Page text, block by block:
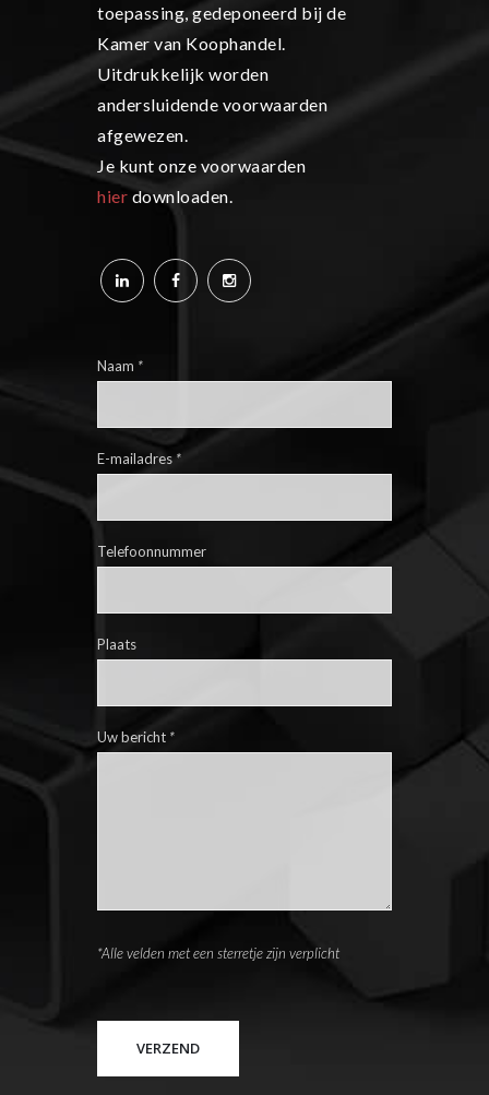
toepassing, gedeponeerd bij de
Kamer van Koophandel.
Uitdrukkelijk worden
andersluidende voorwaarden
afgewezen.
Je kunt onze voorwaarden
hier downloaden.
Naam *
E-mailadres *
Telefoonnummer
Plaats
Uw bericht *
*Alle velden met een sterretje zijn verplicht